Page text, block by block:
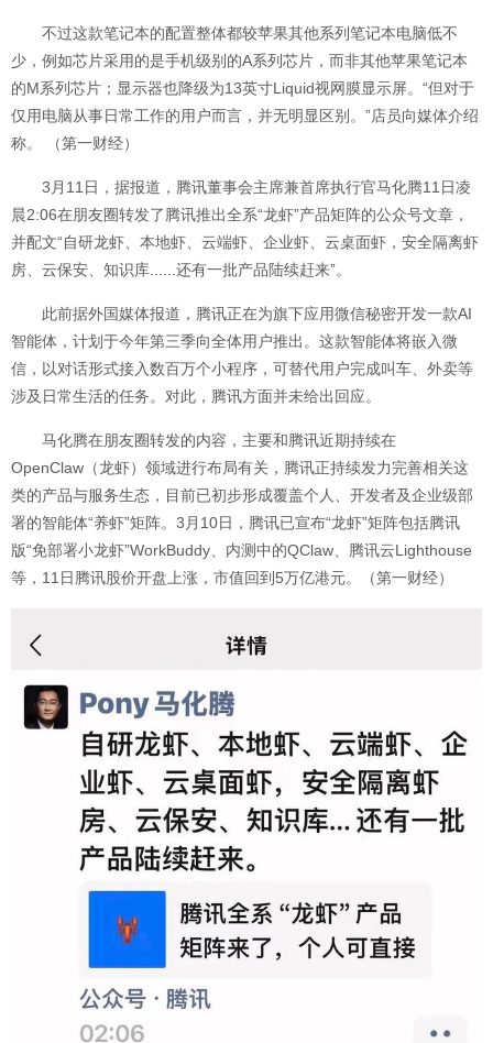
不过这款笔记本的配置整体都较苹果其他系列笔记本电脑低不
少，例如芯片采用的是手机级别的A系列芯片，而非其他苹果笔记本
的M系列芯片；显示器也降级为13英寸Liquid视网膜显示屏。“但对于
仅用电脑从事日常工作的用户而言，并无明显区别。”店员向媒体介绍
称。 （第一财经）
3月11日，据报道，腾讯董事会主席兼首席执行官马化腾11日凌
晨2:06在朋友圈转发了腾讯推出全系“龙虾”产品矩阵的公众号文章，
并配文“自研龙虾、本地虾、云端虾、企业虾、云桌面虾，安全隔离虾
房、云保安、知识库......还有一批产品陆续赶来”。
此前据外国媒体报道，腾讯正在为旗下应用微信秘密开发一款AI
智能体，计划于今年第三季向全体用户推出。这款智能体将嵌入微
信，以对话形式接入数百万个小程序，可替代用户完成叫车、外卖等
涉及日常生活的任务。对此，腾讯方面并未给出回应。
马化腾在朋友圈转发的内容，主要和腾讯近期持续在
OpenClaw（龙虾）领域进行布局有关，腾讯正持续发力完善相关这
类的产品与服务生态，目前已初步形成覆盖个人、开发者及企业级部
署的智能体“养虾”矩阵。3月10日，腾讯已宣布“龙虾”矩阵包括腾讯
版“免部署小龙虾”WorkBuddy、内测中的QClaw、腾讯云Lighthouse
等，11日腾讯股价开盘上涨，市值回到5万亿港元。（第一财经）